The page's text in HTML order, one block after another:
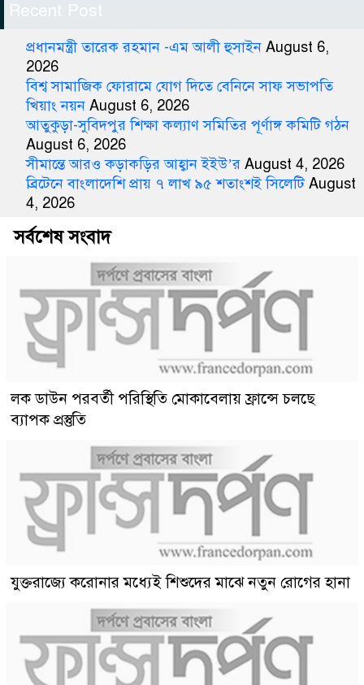
Recent Post
প্রধানমন্ত্রী তারেক রহমান -এম আলী হুসাইন August 6,
2026
বিশ্ব সামাজিক ফোরামে যোগ দিতে বেনিনে সাফ সভাপতি
খিয়াং নয়ন August 6, 2026
আতুকুড়া-সুবিদপুর শিক্ষা কল্যাণ সমিতির পূর্ণাঙ্গ কমিটি গঠন
August 6, 2026
সীমান্তে আরও কড়াকড়ির আহ্বান ইইউ’র August 4, 2026
ব্রিটেনে বাংলাদেশি প্রায় ৭ লাখ ৯৫ শতাংশই সিলেটি August
4, 2026
সর্বশেষ সংবাদ
লক ডাউন পরবর্তী পরিস্থিতি মোকাবেলায় ফ্রান্সে চলছে
ব্যাপক প্রস্তুতি
যুক্তরাজ্যে করোনার মধ্যেই শিশুদের মাঝে নতুন রোগের হানা